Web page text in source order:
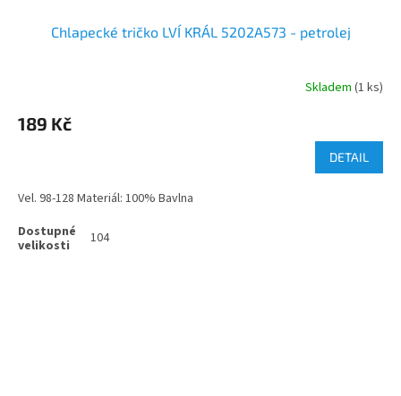
Chlapecké tričko LVÍ KRÁL 5202A573 - petrolej
Skladem (1 ks)
189 Kč
DETAIL
Vel. 98-128 Materiál: 100% Bavlna
104